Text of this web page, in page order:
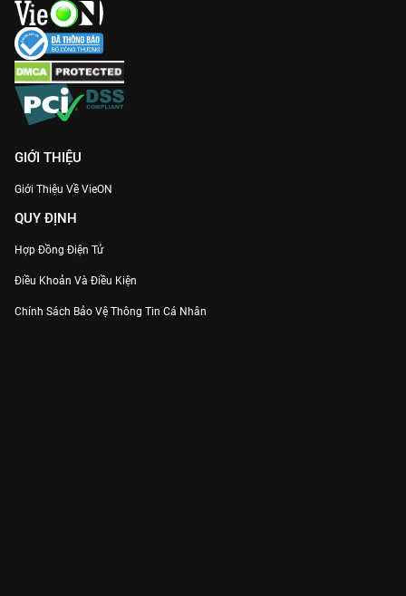
GIỚI THIỆU
Giới Thiệu Về VieON
QUY ĐỊNH
Hợp Đồng Điện Tử
Điều Khoản Và Điều Kiện
Chính Sách Bảo Vệ Thông Tin Cá Nhân